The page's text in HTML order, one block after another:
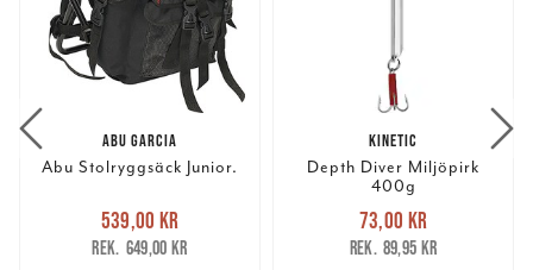
ABU GARCIA
Abu Stolryggsäck Junior.
Nuvarande pris
539,00 krTidigare pris
649,00 kr
539,00 kr
649,00 kr
KINETIC
Depth Diver Miljöpirk
400g
Nuvarande pris
73,00 krTidigare pris
89,95 kr
73,00 kr
89,95 kr